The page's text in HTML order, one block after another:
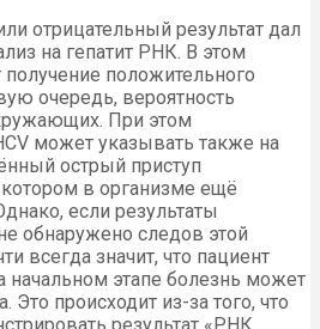
отрицательный результат дал
на гепатит РНК. В этом
получение положительного
очередь, вероятность
При этом
может указывать также на
острый приступ
в организме ещё
если результаты
обнаружено следов этой
всегда значит, что пациент
начальном этапе болезнь может
происходит из-за того, что